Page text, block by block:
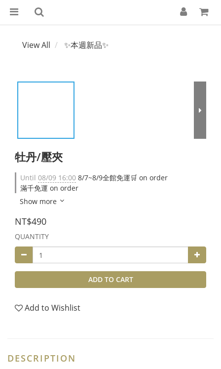
View All ✨本週新品✨
牡丹/壓夾
Until 08/09 16:00 8/7~8/9全館免運🛒 on order
滿千免運 on order
Show more
NT$490
QUANTITY
ADD TO CART
Add to Wishlist
DESCRIPTION